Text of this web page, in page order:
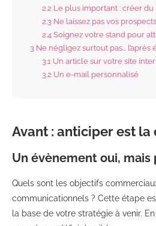
2.2Le plus important : créer du
2.3Ne laissez pas vos
2.4Soignez votre stand pour
3 Ne négligez surtout pas… l’après
3.1Un article sur votre site
3.2Un e-mail personnalisé
Avant : anticiper est la
Un évènement oui, mais
Quels sont les objectifs
communicationnels ? Cette étape
la base de votre stratégie à venir.